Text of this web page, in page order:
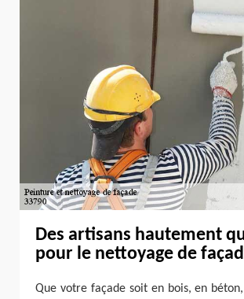
Des artisans hautement
pour le nettoyage de
Que votre façade soit en bois, en